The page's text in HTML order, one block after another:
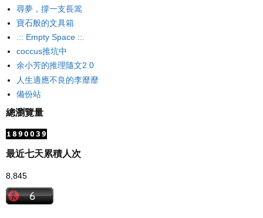
尋夢，撐一支長篙
寶石般的文具箱
.:: Empty Space ::.
coccus推坑中
余小芳的推理隨文2.0
人生適應不良的李靡靡
備份站
總瀏覽量
最近七天累積人次
8,845